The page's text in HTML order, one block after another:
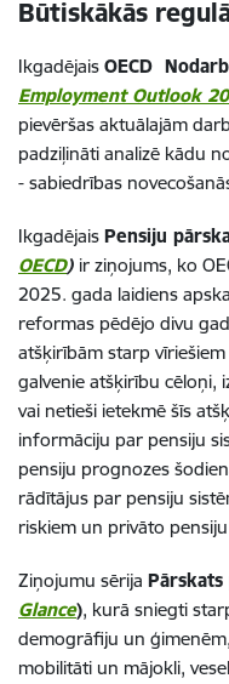
Būtiskākās
Ikgadējais OECD
Employment Outlook
pievēršas aktuālajām
padziļināti analizē kādu
- sabiedrības
Ikgadējais Pensiju
OECD) ir ziņojums, ko
2025. gada laidiens
reformas pēdējo divu
atšķirībām starp
galvenie atšķirību cēloņi,
vai netieši ietekmē šīs
informāciju par pensiju
pensiju prognozes
rādītājus par pensiju
riskiem un privāto
Ziņojumu sērija
Glance), kurā sniegti
demogrāfiju un
mobilitāti un mājokli,